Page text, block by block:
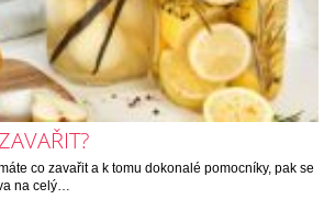
co zavařit a k tomu dokonalé pomocníky, pak se
na celý…